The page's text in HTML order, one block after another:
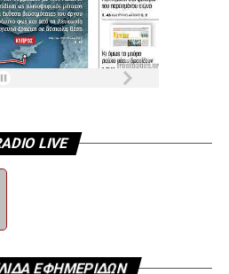
LIVE
ΕΦΗΜΕΡΙΔΩΝ